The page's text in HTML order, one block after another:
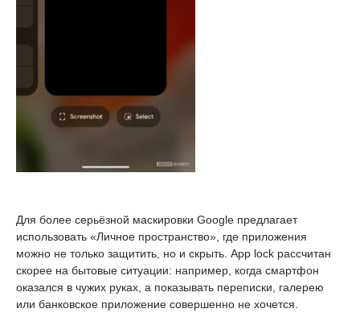
Для более серьёзной маскировки Google предлагает
использовать «Личное пространство», где приложения
можно не только защитить, но и скрыть. App lock рассчитан
скорее на бытовые ситуации: например, когда смартфон
оказался в чужих руках, а показывать переписки, галерею
или банковское приложение совершенно не хочется.